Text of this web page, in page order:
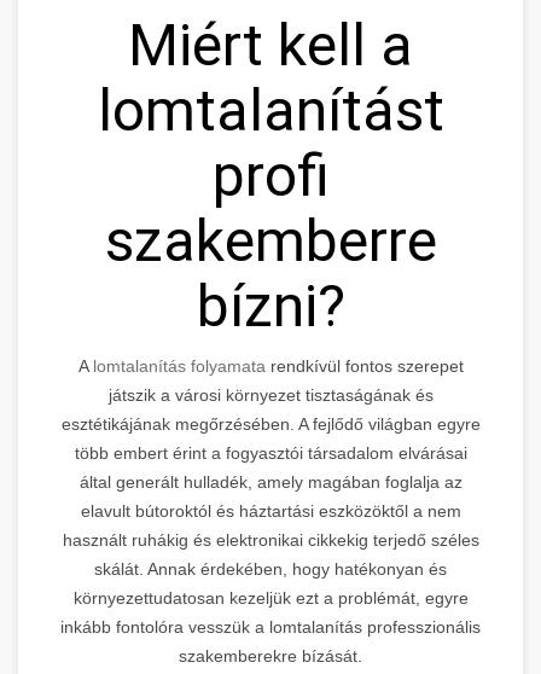
Miért kell a
lomtalanítást
profi
szakemberre
bízni?
Alomtalanítás folyamata rendkívül fontos szerepet
játszik a városi környezet tisztaságának és
esztétikájának megőrzésében. A fejlődő világban egyre
több embert érint a fogyasztói társadalom elvárásai
által generált hulladék, amely magában foglalja az
elavult bútoroktól és háztartási eszközöktől a nem
használt ruhákig és elektronikai cikkekig terjedő széles
skálát. Annak érdekében, hogy hatékonyan és
környezettudatosan kezeljük ezt a problémát, egyre
inkább fontolóra vesszük a lomtalanítás professzionális
szakemberekre bízását.